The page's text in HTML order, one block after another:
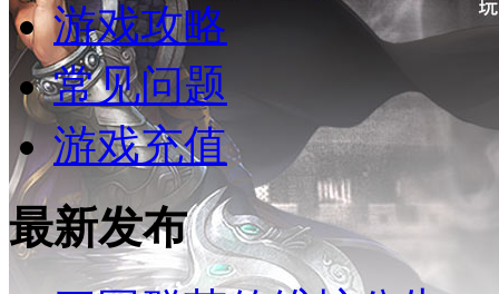
游戏攻略
常见问题
游戏充值
最新发布